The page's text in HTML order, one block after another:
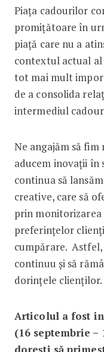
Piața cadourilor
promițătoare în
piață care nu a
contextul actual
tot mai mult
de a consolida
intermediul
Ne angajăm să
aducem inovații în
continua să
creative, care să
prin
preferințelor
cumpărare.
continuu și să
dorințele clienților.
Articolul a fost
(16 septembrie –